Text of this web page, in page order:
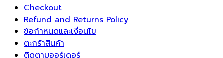
Checkout
Refund and Returns Policy
ข้อกำหนดและเงื่อนไข
ตะกร้าสินค้า
ติดตามออร์เดอร์